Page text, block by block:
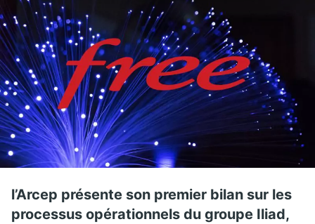
l’Arcep présente son premier bilan sur les
processus opérationnels du groupe Iliad,